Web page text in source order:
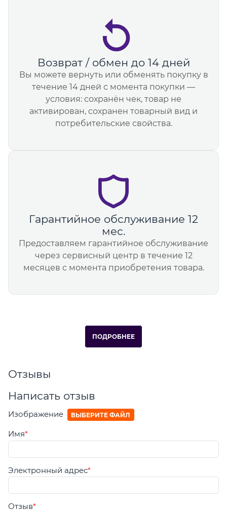
Возврат / обмен до 14 дней
Вы можете вернуть или обменять покупку в
течение 14 дней с момента покупки —
условия: сохранён чек, товар не
активирован, сохранен товарный вид и
потребительские свойства.
Гарантийное обслуживание 12
мес.
Предоставляем гарантийное обслуживание
через сервисный центр в течение 12
месяцев с момента приобретения товара.
ПОДРОБНЕЕ
Отзывы
Написать отзыв
Изображение ВЫБЕРИТЕ ФАЙЛ
Имя
Электронный адрес
Отзыв